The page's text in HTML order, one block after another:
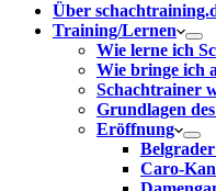
Über
Training/Lernen
Wie lerne ich
Wie bringe ich
Schachtrainer
Grundlagen
Eröffnung
Caro-